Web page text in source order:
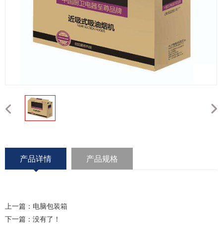
产品详情 产品规格
上一篇： 电脑包装箱
下一篇：没有了！